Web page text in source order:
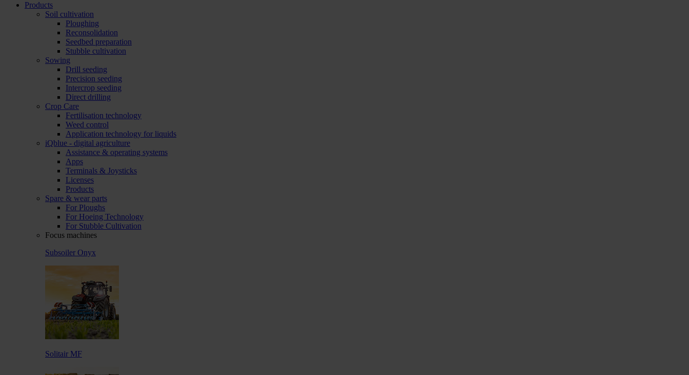
Products
Soil cultivation
Ploughing
Reconsolidation
Seedbed preparation
Stubble cultivation
Sowing
Drill seeding
Precision seeding
Intercrop seeding
Direct drilling
Crop Care
Fertilisation technology
Weed control
Application technology for liquids
iQblue - digital agriculture
Assistance & operating systems
Apps
Terminals & Joysticks
Licenses
Products
Spare & wear parts
For Ploughs
For Hoeing Technology
For Stubble Cultivation
Focus machines
Subsoiler Onyx
Solitair MF